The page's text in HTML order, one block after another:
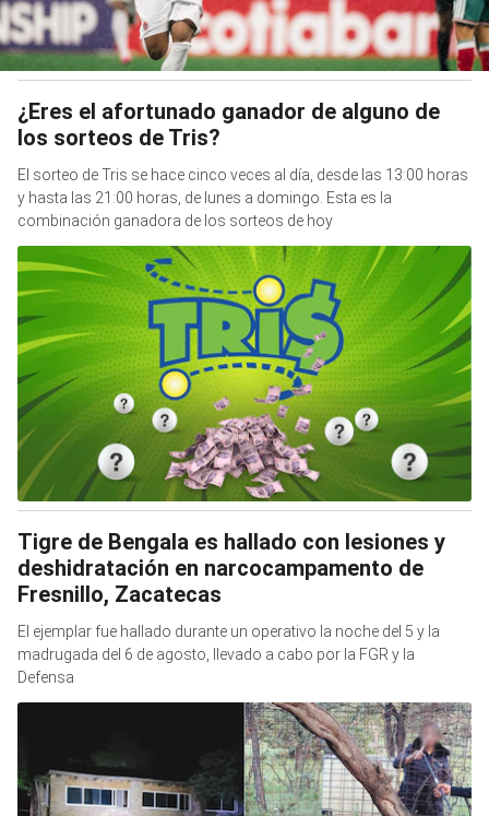
¿Eres el afortunado ganador de alguno de
los sorteos de Tris?
El sorteo de Tris se hace cinco veces al día, desde las 13:00 horas
y hasta las 21:00 horas, de lunes a domingo. Esta es la
combinación ganadora de los sorteos de hoy
Tigre de Bengala es hallado con lesiones y
deshidratación en narcocampamento de
Fresnillo, Zacatecas
El ejemplar fue hallado durante un operativo la noche del 5 y la
madrugada del 6 de agosto, llevado a cabo por la FGR y la
Defensa